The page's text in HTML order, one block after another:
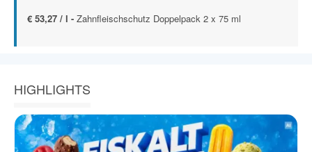
€ 53,27 / l - Zahnfleischschutz Doppelpack 2 x 75 ml
HIGHLIGHTS